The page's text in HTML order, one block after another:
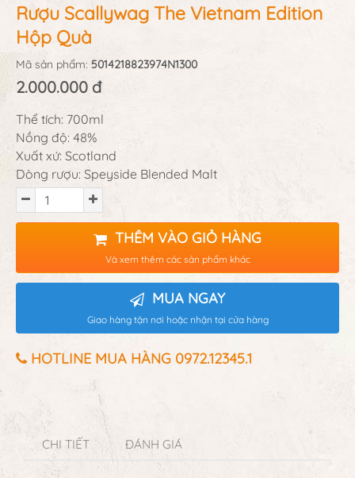
Rượu Scallywag The Vietnam Edition
Hộp Quà
Mã sản phẩm: 5014218823974N1300
2.000.000 đ
Thể tích: 700ml
Nồng độ: 48%
Xuất xứ: Scotland
Dòng rượu: Speyside Blended Malt
THÊM VÀO GIỎ HÀNG
Và xem thêm các sản phẩm khác
MUA NGAY
Giao hàng tận nơi hoặc nhận tại cửa hàng
HOTLINE MUA HÀNG 0972.12345.1
CHI TIẾT ĐÁNH GIÁ